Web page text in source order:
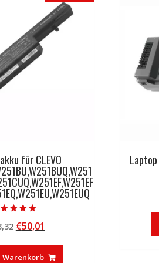
für CLEVO
5.00
von 5
Ursprünglicher
war:
€50,01
ist:
Warenkorb
Laptop